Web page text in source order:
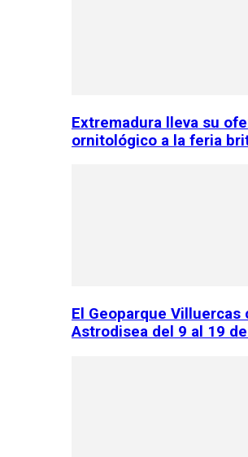
Extremadura lleva su
ornitológico a la feria
El Geoparque Villuercas
Astrodisea del 9 al 19